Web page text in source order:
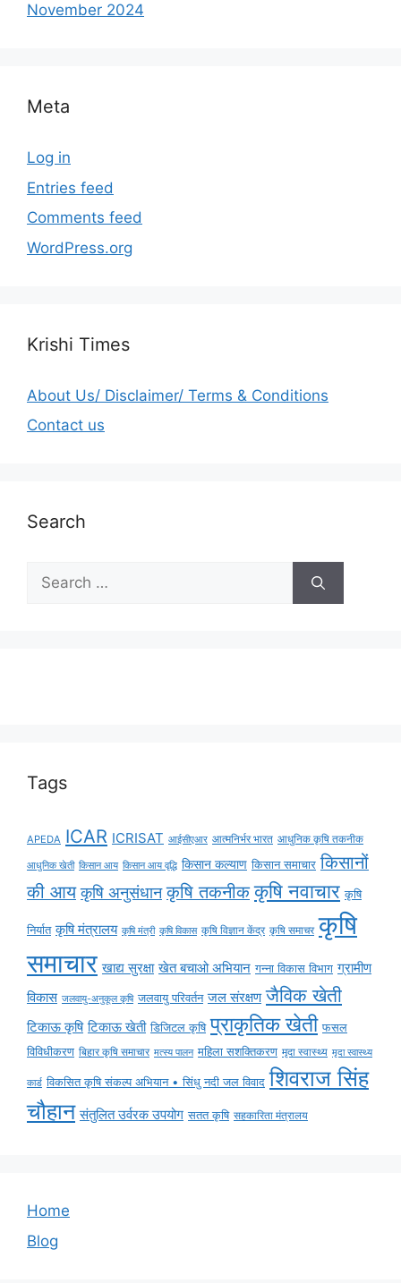
November 2024
Meta
Log in
Entries feed
Comments feed
WordPress.org
Krishi Times
About Us/ Disclaimer/ Terms & Conditions
Contact us
Search
Tags
APEDA ICAR ICRISAT आईसीएआर आत्मनिर्भर भारत आधुनिक कृषि तकनीक
आधुनिक खेती किसान आय किसान आय वृद्धि किसान कल्याण किसान समाचार किसानों
की आय कृषि अनुसंधान कृषि तकनीक कृषि नवाचार कृषि
निर्यात कृषि मंत्रालय कृषि मंत्री कृषि विकास कृषि विज्ञान केंद्र कृषि समाचर कृषि
समाचार खाद्य सुरक्षा खेत बचाओ अभियान गन्ना विकास विभाग ग्रामीण
विकास जलवायु-अनुकूल कृषि जलवायु परिवर्तन जल संरक्षण जैविक खेती
टिकाऊ कृषि टिकाऊ खेती डिजिटल कृषि प्राकृतिक खेती फसल
विविधीकरण बिहार कृषि समाचार मत्स्य पालन महिला सशक्तिकरण मृदा स्वास्थ्य मृदा स्वास्थ्य
कार्ड विकसित कृषि संकल्प अभियान • सिंधु नदी जल विवाद शिवराज सिंह
चौहान संतुलित उर्वरक उपयोग सतत कृषि सहकारिता मंत्रालय
Home
Blog